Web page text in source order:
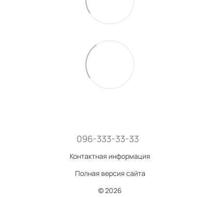
096-333-33-33
Контактная информация
Полная версия сайта
© 2026